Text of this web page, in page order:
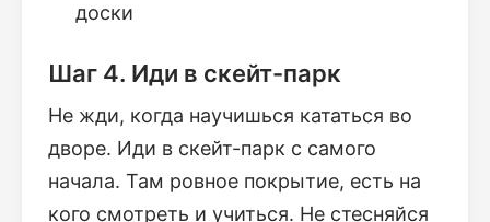
доски
Шаг 4. Иди в скейт-парк
Не жди, когда научишься кататься во
дворе. Иди в скейт-парк с самого
начала. Там ровное покрытие, есть на
кого смотреть и учиться. Не стесняйся